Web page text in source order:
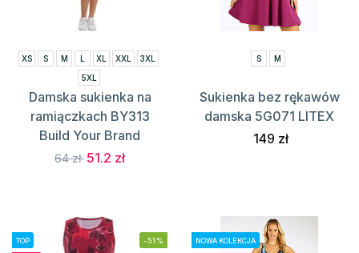
XS S M L XL XXL
3XL
5XL
Damska sukienka na
ramiączkach BY313
Build Your Brand
64 zł 51.2 zł
S M
Sukienka bez rękawów
damska 5G071 LITEX
149 zł
TOP -51% NOWA KOLEKCJA